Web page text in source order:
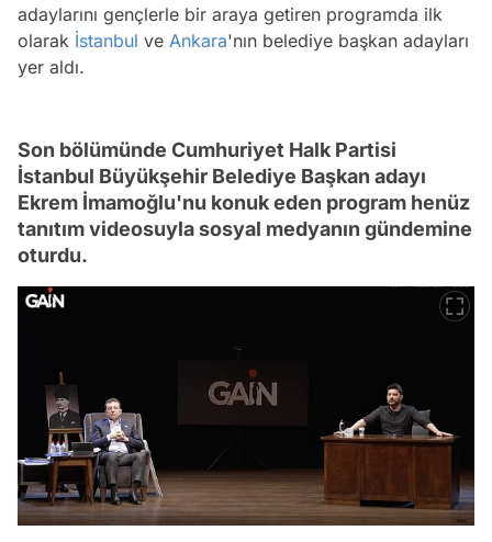
adaylarını gençlerle bir araya getiren programda ilk
olarak İstanbul ve Ankara'nın belediye başkan adayları
yer aldı.
Son bölümünde Cumhuriyet Halk Partisi
İstanbul Büyükşehir Belediye Başkan adayı
Ekrem İmamoğlu'nu konuk eden program henüz
tanıtım videosuyla sosyal medyanın gündemine
oturdu.